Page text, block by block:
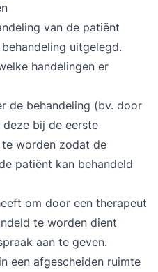
van de patiënt
uitgelegd.
handelingen er
de behandeling (bv. door
bij de eerste
worden zodat de
patiënt kan behandeld
om door een therapeut
te worden dient
aan te geven.
een afgescheiden ruimte